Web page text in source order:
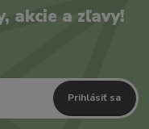
akcie a zľavy!
Prihlásiť sa